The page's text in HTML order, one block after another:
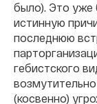
было). Это уже
истинную
последнюю
гебистского
(косвенно)